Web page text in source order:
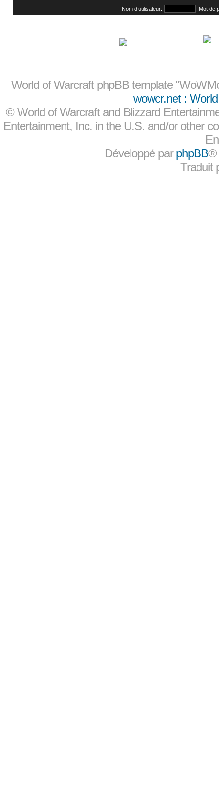
Nom d’utilisateur: Mot de
World of Warcraft phpBB template
wowcr.net :
©World of Warcraft and Blizzard
Entertainment, Inc. in the U.S. and/or other
Développé par phpBB®
Traduit